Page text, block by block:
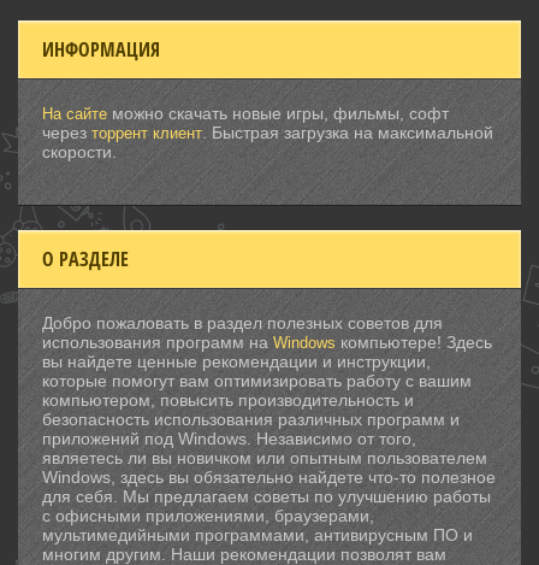
ИНФОРМАЦИЯ
На сайте можно скачать новые игры, фильмы, софт
через торрент клиент . Быстрая загрузка на максимальной
скорости.
О РАЗДЕЛЕ
Добро пожаловать в раздел полезных советов для
использования программ на Windows компьютере! Здесь
вы найдете ценные рекомендации и инструкции,
которые помогут вам оптимизировать работу с вашим
компьютером, повысить производительность и
безопасность использования различных программ и
приложений под Windows. Независимо от того,
являетесь ли вы новичком или опытным пользователем
Windows, здесь вы обязательно найдете что-то полезное
для себя. Мы предлагаем советы по улучшению работы
с офисными приложениями, браузерами,
мультимедийными программами, антивирусным ПО и
многим другим. Наши рекомендации позволят вам